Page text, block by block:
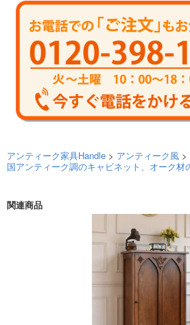
アンティーク家具Handle > アンティーク風 >
国アンティーク調のキャビネット、オーク材
関連商品